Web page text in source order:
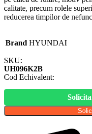
calitate, precum rolele
reducerea timpilor de
Brand HYUNDAI
SKU:
UH096K2B
Cod Echivalent: